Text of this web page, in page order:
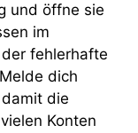
und öffne sie
im
fehlerhafte
dich
die
Konten